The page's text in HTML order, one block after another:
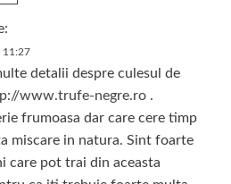
11:27
detalii despre culesul de
www.trufe-negre.ro.
frumoasa dar care cere timp
miscare in natura. Sint foarte
care pot trai din aceasta